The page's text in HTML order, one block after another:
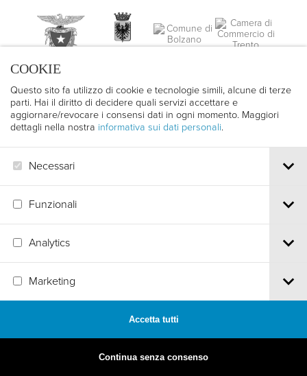
COOKIE
Questo sito fa utilizzo di cookie e tecnologie simili, alcune di terze
parti. Hai il diritto di decidere quali servizi accettare e
aggiornare/revocare i consensi dati in ogni momento. Maggiori
dettagli nella nostra informativa sui dati personali.
Necessari
Funzionali
Analytics
Marketing
Accetta tutti
Continua senza consenso